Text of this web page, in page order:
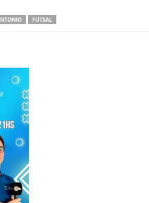
FUTSAL